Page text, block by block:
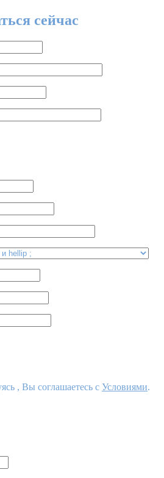
сейчас
, Вы соглашаетесь с Условиями.